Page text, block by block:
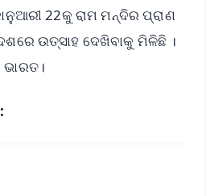
22କୁ ରାମ ମନ୍ଦିର ପ୍ରାଣ
ଉତ୍ସାହ ଦେଖିବାକୁ ମିଳିଛି ।